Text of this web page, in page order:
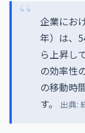
企業にお
年）は、
ら上昇し
の効率性
の移動時
す。
出典: